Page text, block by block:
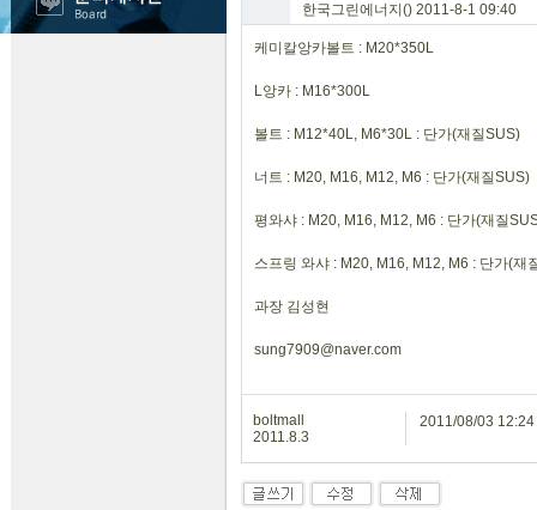
한국그린에너지() 2011-8-1 09:40
케미칼앙카볼트 : M20*350L
L앙카 : M16*300L
볼트 : M12*40L, M6*30L : 단가(재질SUS)
너트 : M20, M16, M12, M6 : 단가(재질SUS)
평와샤 : M20, M16, M12, M6 : 단가(재질
스프링 와샤 : M20, M16, M12, M6 : 단가(재
과장 김성현
sung7909@naver.com
boltmall
2011.8.3
2011/08/03 12:24